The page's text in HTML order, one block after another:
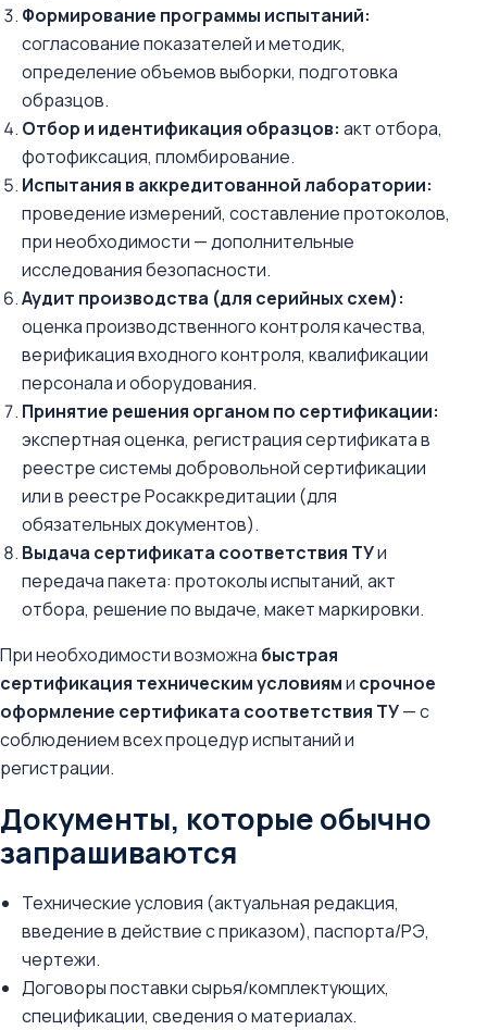
Формирование программы испытаний:
согласование показателей и методик,
определение объемов выборки, подготовка
образцов.
Отбор и идентификация образцов: акт отбора,
фотофиксация, пломбирование.
Испытания в аккредитованной лаборатории:
проведение измерений, составление протоколов,
при необходимости — дополнительные
исследования безопасности.
Аудит производства (для серийных схем):
оценка производственного контроля качества,
верификация входного контроля, квалификации
персонала и оборудования.
Принятие решения органом по сертификации:
экспертная оценка, регистрация сертификата в
реестре системы добровольной сертификации
или в реестре Росаккредитации (для
обязательных документов).
Выдача сертификата соответствия ТУи
передача пакета: протоколы испытаний, акт
отбора, решение по выдаче, макет маркировки.
При необходимости возможна быстрая
сертификация техническим условиями срочное
оформление сертификата соответствия ТУ— с
соблюдением всех процедур испытаний и
регистрации.
Документы, которые обычно
запрашиваются
Технические условия (актуальная редакция,
введение в действие с приказом), паспорта/РЭ,
чертежи.
Договоры поставки сырья/комплектующих,
спецификации, сведения о материалах.